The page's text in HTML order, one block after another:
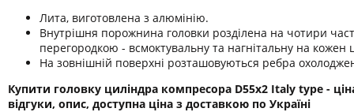
Лита, виготовлена з алюмінію.
Внутрішня порожнина головки розділена на чотири
перегородкою - всмоктувальну та нагнітальну на кожен
На зовнішній поверхні розташовуються ребра
Купити головку циліндра компресора D55х2 Italy type -
відгуки, опис, доступна ціна з доставкою по Україні